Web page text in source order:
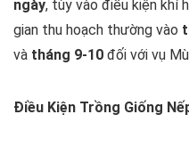
ngày, tùy vào điều kiện khí
gian thu hoạch thường vào
và tháng 9-10 đối với vụ
Điều Kiện Trồng Giống